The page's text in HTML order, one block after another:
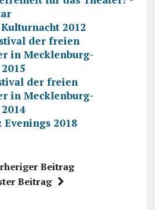
2012
der freien
in Mecklenburg-
der freien
in Mecklenburg-
Evenings 2018
Beitrag
Beitrag